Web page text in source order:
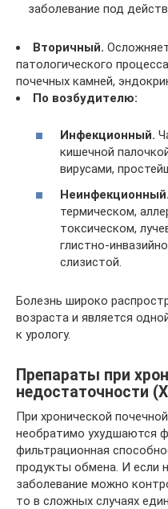
заболевание под
Вторичный.
патологического
почечных камней,
По возбудителю:
Инфекционный.
кишечной
вирусами,
Неинфекционный.
термическом,
токсическом,
глистно-
слизистой.
Болезнь широко
возраста и является
к урологу.
Препараты при
недостаточности
При хронической
необратимо ухудшаются
фильтрационная
продукты обмена. И если
заболевание можно
то в сложных случаях